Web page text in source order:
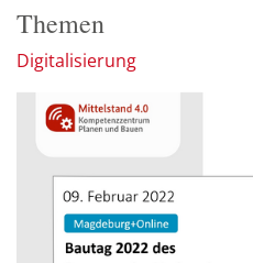
Themen
Digitalisierung